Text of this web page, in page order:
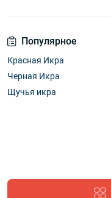
Популярное
Красная Икра
Черная Икра
Щучья икра